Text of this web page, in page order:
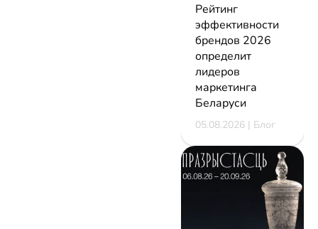
Рейтинг
эффективности
брендов 2026
определит
лидеров
маркетинга
Беларуси
05.08.2026 | Блог